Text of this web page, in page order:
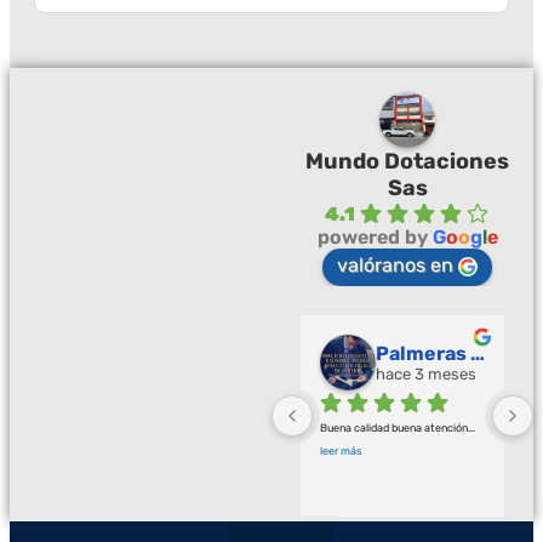
Mundo Dotaciones
Sas
4.1
powered by Google
valóranos en
Palmeras Doradas
hace 3 meses
Buena calidad buena atención
leer más